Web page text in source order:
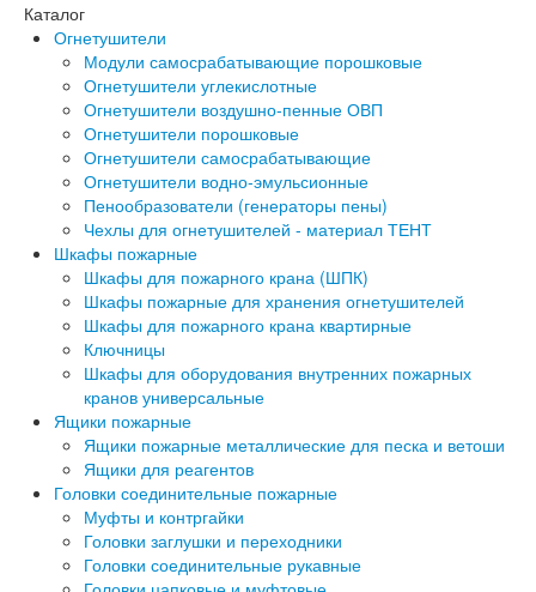
Каталог
Огнетушители
Модули самосрабатывающие порошковые
Огнетушители углекислотные
Огнетушители воздушно-пенные ОВП
Огнетушители порошковые
Огнетушители самосрабатывающие
Огнетушители водно-эмульсионные
Пенообразователи (генераторы пены)
Чехлы для огнетушителей - материал ТЕНТ
Шкафы пожарные
Шкафы для пожарного крана (ШПК)
Шкафы пожарные для хранения огнетушителей
Шкафы для пожарного крана квартирные
Ключницы
Шкафы для оборудования внутренних пожарных
кранов универсальные
Ящики пожарные
Ящики пожарные металлические для песка и ветоши
Ящики для реагентов
Головки соединительные пожарные
Муфты и контргайки
Головки заглушки и переходники
Головки соединительные рукавные